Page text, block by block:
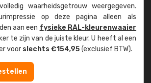
waarheids­­getrouw weer­gegeven.
op deze pagina alleen als
aan een fysieke RAL-kleuren­waaier
te zijn van de juiste kleur. U heeft al een
voor slechts €154,95(exclusief BTW).